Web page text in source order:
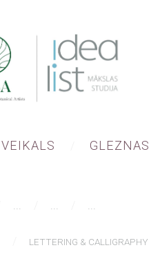
VEIKALS GLEZNAS
... ... ...
LETTERING & CALLIGRAPHY